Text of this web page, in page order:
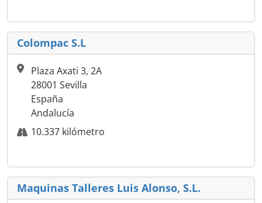
Colompac S.L
Plaza Axati 3, 2A
28001 Sevilla
España
Andalucía
10.337 kilómetro
Maquinas Talleres Luis Alonso, S.L.